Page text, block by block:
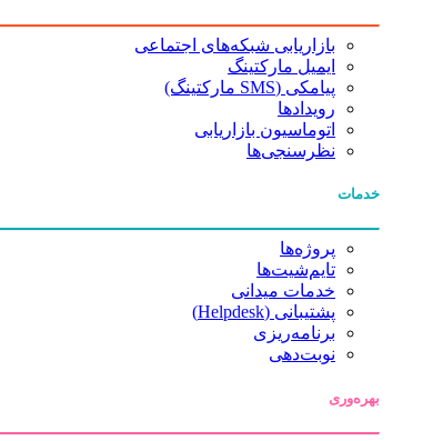
بازاریابی شبکه‌های اجتماعی
ایمیل مارکتینگ
پیامکی (SMS مارکتینگ)
رویدادها
اتوماسیون بازاریابی
نظرسنجی‌ها
خدمات
پروژه‌ها
تایم‌شیت‌ها
خدمات میدانی
پشتیبانی (Helpdesk)
برنامه‌ریزی
نوبت‌دهی
بهره‌وری